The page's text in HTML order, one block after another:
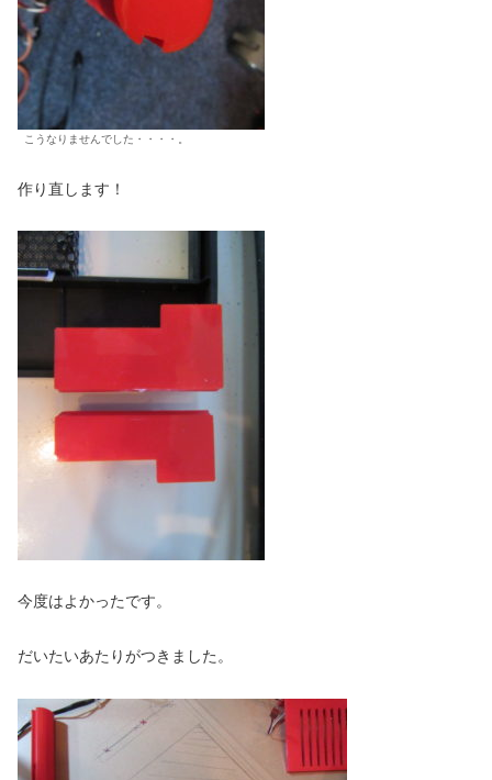
こうなりませんでした・・・・。
作り直します！
今度はよかったです。
だいたいあたりがつきました。